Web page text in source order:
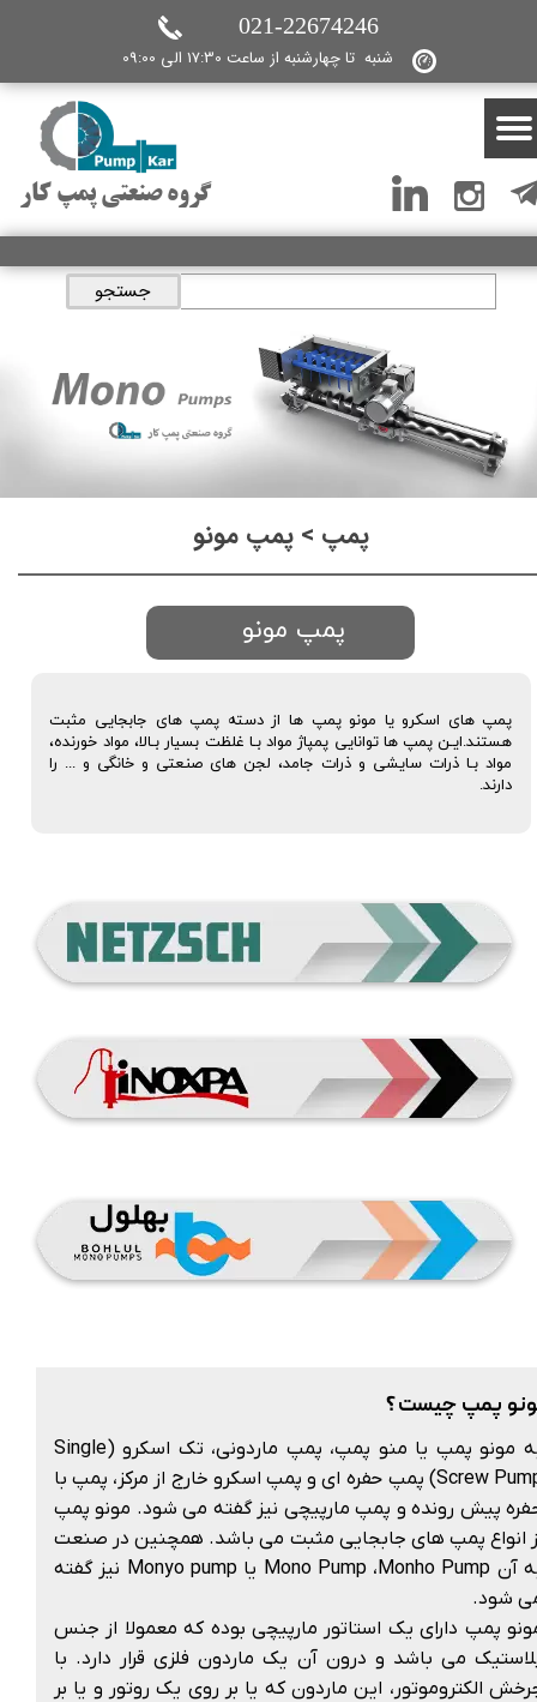
گروه صنعتی پمپ کار
شنبه تا چهارشنبه از ساعت 17:30 الی 09:00
021-22674246
جستجو
پمپ > پمپ مونو
پمپ های اسکرو یا مونو پمپ ها از دسته پمپ های جابجایی مثبت
هستند.ایـن پمپ ها توانایی پمپاژ مواد بـا غلظت بسیار بـالا، مواد خورنده،
مواد بـا ذرات سایشی و ذرات جامد، لجن های صنعتی و خانگی و ... را
دارند.
پمپ مونو
به مونو پمپ یا منو پمپ، پمپ ماردونی، تک اسکرو (Single
Screw Pump) پمپ حفره ای و پمپ اسکرو خارج از مرکز، پمپ با
پیش رونده و پمپ مارپیچی نیز گفته می شود. مونو پمپ
انواع پمپ های جابجایی مثبت می باشد. همچنین در صنعت
به آن Mono Pump ،Monho Pump یا Monyo pump نیز گفته
شود.
پمپ دارای یک استاتور مارپیچی بوده که معمولا از جنس
می باشد و درون آن یک ماردون فلزی قرار دارد. با
الکتروموتور، این ماردون که یا بر روی یک روتور و یا بر
پمپ چیست ؟